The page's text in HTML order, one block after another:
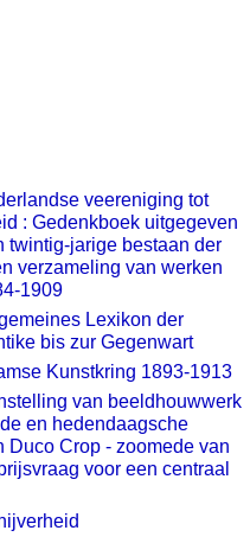
veereniging tot
: Gedenkboek uitgegeven
twintig-jarige bestaan der
verzameling van werken
1909
Lexikon der
bis zur Gegenwart
Kunstkring 1893-1913
van beeldhouwwerk
en hedendaagsche
Duco Crop - zoomede van
voor een centraal